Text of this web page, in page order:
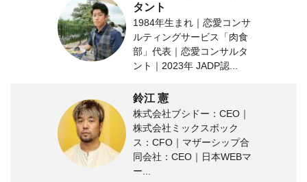
タント
1984年生まれ｜恋愛コンサ
ルティングサービス「肉食
部」代表｜恋愛コンサルタ
ント｜2023年 JADP認...
鈴江 憲
株式会社ブシドー：CEO｜
株式会社ミックスボック
ス：CFO｜マザーシップ合
同会社：CEO｜日本WEBマ
ー...